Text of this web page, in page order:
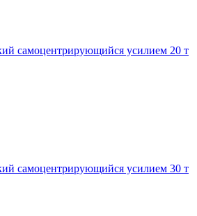
самоцентрирующийся усилием 20 т
самоцентрирующийся усилием 30 т